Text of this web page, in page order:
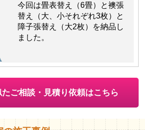
今回は畳表替え（6畳）と襖張
替え（大、小それぞれ3枚）と
障子張替え（大2枚）を納品し
ました。
ご相談・見積り依頼はこちら